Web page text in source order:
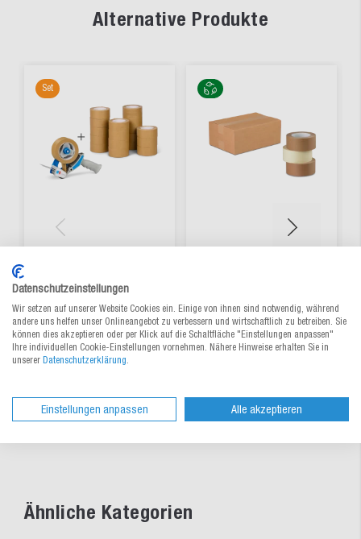
Alternative Produkte
Set
Rollen + Handabroller
Zum Produkt
ab 115,35 € / Set
Aus 4 Varianten wählen
ab 2,11 € / Rl.
Ähnliche Kategorien
Datenschutzeinstellungen
Wir setzen auf unserer Website Cookies ein. Einige von ihnen sind notwendig, während
andere uns helfen unser Onlineangebot zu verbessern und wirtschaftlich zu betreiben. Sie
können dies akzeptieren oder per Klick auf die Schaltfläche "Einstellungen anpassen"
Ihre individuellen Cookie-Einstellungen vornehmen. Nähere Hinweise erhalten Sie in
unserer Datenschutzerklärung.
Einstellungen anpassen Alle akzeptieren